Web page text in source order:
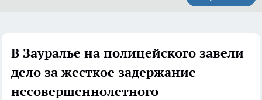
В Зауралье на полицейского завели
дело за жесткое задержание
несовершеннолетного